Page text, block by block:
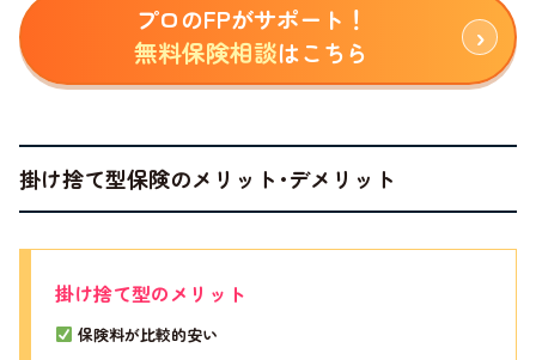
プロのFPがサポート！
無料保険相談はこちら
掛け捨て型保険のメリット･デメリット
掛け捨て型のメリット
保険料が比較的安い